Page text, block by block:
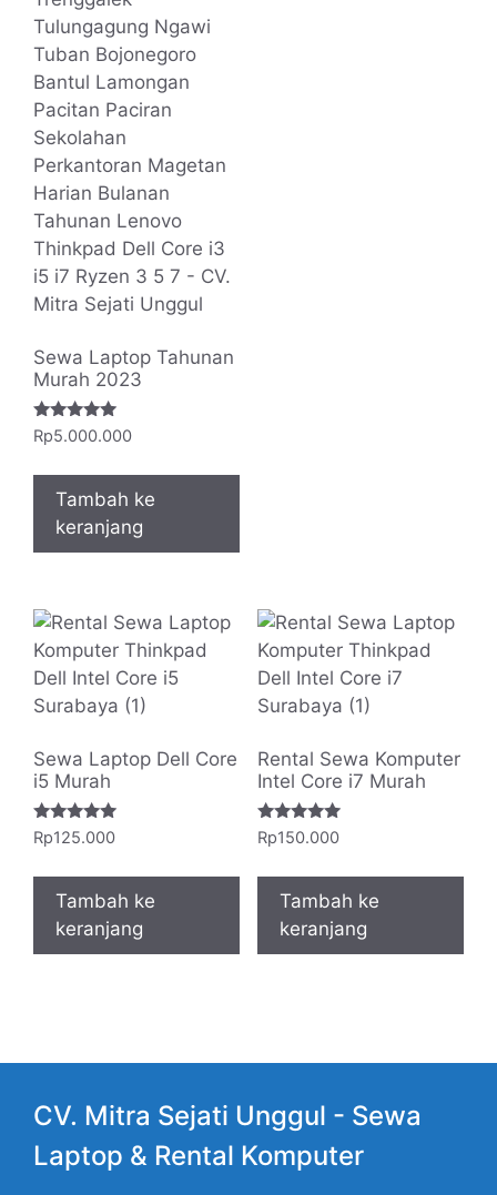
Sewa Laptop Tahunan
Murah 2023
Dinilai
5.00
Rp5.000.000
Tambah ke
keranjang
Sewa Laptop Dell Core
i5 Murah
Dinilai
5.00
Rp125.000
Tambah ke
keranjang
Rental Sewa Komputer
Intel Core i7 Murah
Dinilai
5.00
Rp150.000
Tambah ke
keranjang
CV. Mitra Sejati Unggul - Sewa
Laptop & Rental Komputer